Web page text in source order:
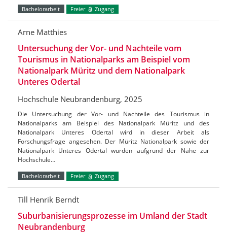
Bachelorarbeit Freier Zugang
Arne Matthies
Untersuchung der Vor- und Nachteile vom
Tourismus in Nationalparks am Beispiel vom
Nationalpark Müritz und dem Nationalpark
Unteres Odertal
Hochschule Neubrandenburg, 2025
Die Untersuchung der Vor- und Nachteile des Tourismus in
Nationalparks am Beispiel des Nationalpark Müritz und des
Nationalpark Unteres Odertal wird in dieser Arbeit als
Forschungsfrage angesehen. Der Müritz Nationalpark sowie der
Nationalpark Unteres Odertal wurden aufgrund der Nähe zur
Hochschule…
Bachelorarbeit Freier Zugang
Till Henrik Berndt
Suburbanisierungsprozesse im Umland der Stadt
Neubrandenburg